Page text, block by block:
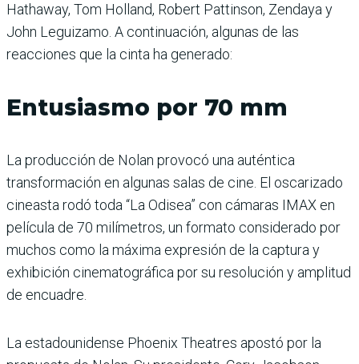
Hathaway, Tom Holland, Robert Pattinson, Zendaya y
John Leguizamo. A continuación, algunas de las
reacciones que la cinta ha generado:
Entusiasmo por 70 mm
La producción de Nolan provocó una auténtica
transformación en algunas salas de cine. El oscarizado
cineasta rodó toda “La Odisea” con cámaras IMAX en
película de 70 milímetros, un formato considerado por
muchos como la máxima expresión de la captura y
exhibición cinematográfica por su resolución y amplitud
de encuadre.
La estadounidense Phoenix Theatres apostó por la